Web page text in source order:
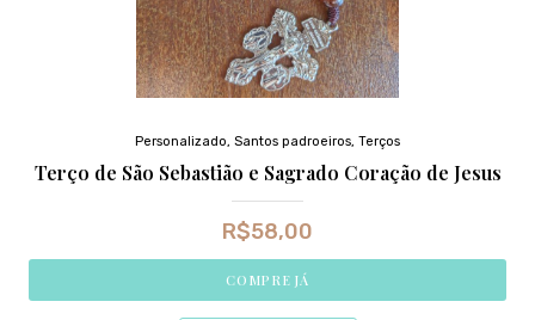
Personalizado, Santos padroeiros, Terços
Terço de São Sebastião e Sagrado Coração de Jesus
R$58,00
COMPRE JÁ